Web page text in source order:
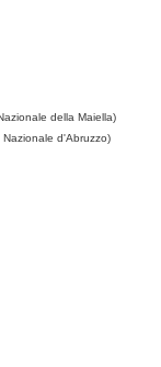
della Maiella)
d'Abruzzo)